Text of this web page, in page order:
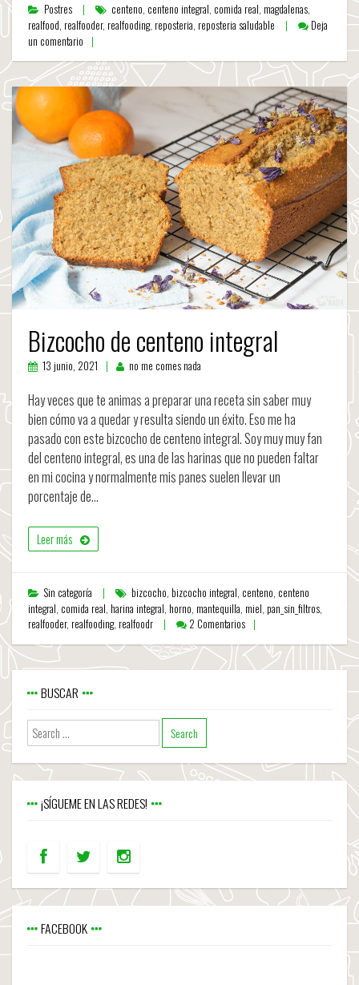
Postres centeno, centeno integral, comida real, magdalenas,
realfood, realfooder, realfooding, reposteria, reposteria saludable
Deja
un comentario
Bizcocho de centeno integral
13 junio, 2021 no me comes nada
Hay veces que te animas a preparar una receta sin saber muy
bien cómo va a quedar y resulta siendo un éxito. Eso me ha
pasado con este bizcocho de centeno integral. Soy muy muy fan
del centeno integral, es una de las harinas que no pueden faltar
en mi cocina y normalmente mis panes suelen llevar un
porcentaje de…
Leer más
Sin categoría bizcocho, bizcocho integral, centeno, centeno
integral, comida real, harina integral, horno, mantequilla, miel, pan_sin_filtros,
realfooder, realfooding, realfoodr 2 Comentarios
BUSCAR
¡SÍGUEME EN LAS REDES!
FACEBOOK